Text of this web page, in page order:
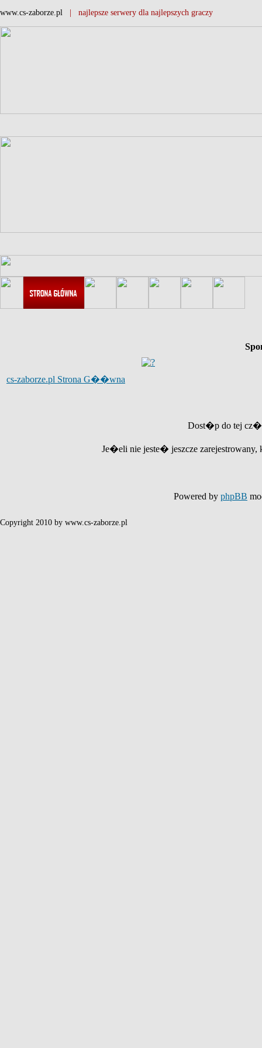
www.cs-zaborze.pl | najlepsze serwery dla najlepszych graczy
cs-zaborze.pl Strona G��wna
Dost�p do tej
Je�eli nie jeste� jeszcze
Powered by phpBB
Copyright 2010 by www.cs-zaborze.pl